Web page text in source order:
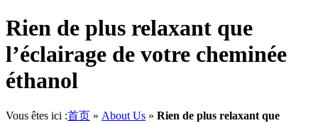
Rien de plus relaxant que
l’éclairage de votre cheminée
éthanol
Vous êtes ici :首页 » About Us » Rien de plus relaxant que